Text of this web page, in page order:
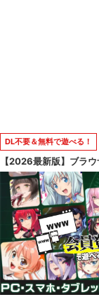
DL不要＆無料で遊べる！
【2026最新版】ブラ